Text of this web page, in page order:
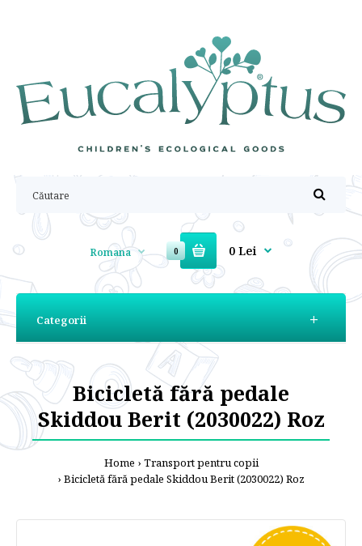
Romana 0 0 Lei
Categorii
Bicicletă fără pedale
Skiddou Berit (2030022) Roz
Home
Transport pentru copii
Bicicletă fără pedale Skiddou Berit (2030022) Roz